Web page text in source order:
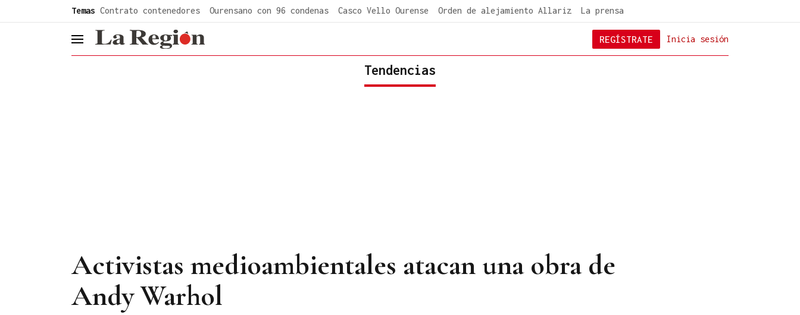
Temas Contrato contenedores Ourensano con 96 condenas Casco Vello Ourense Orden de alejamiento Allariz La prensa
header.menu.open Inicia sesión
REGÍSTRATE
Tendencias
Activistas medioambientales atacan una obra de
Andy Warhol